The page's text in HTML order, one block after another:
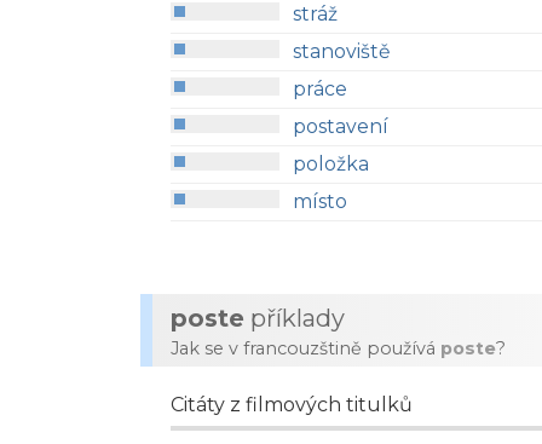
stráž
stanoviště
práce
postavení
položka
místo
poste příklady
Jak se v francouzštině používá poste?
Citáty z filmových titulků